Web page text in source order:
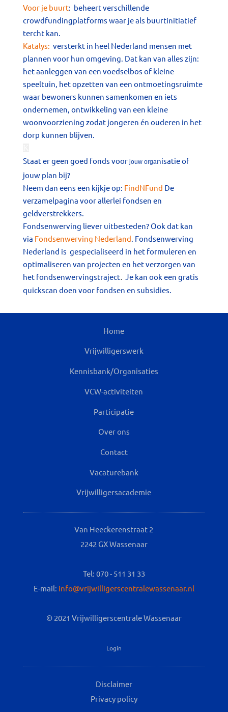
Voor je buurt: beheert verschillende
crowdfundingplatforms waar je als buurtinitiatief
tercht kan.
Katalys: versterkt in heel Nederland mensen met
plannen voor hun omgeving. Dat kan van alles zijn:
het aanleggen van een voedselbos of kleine
speeltuin, het opzetten van een ontmoetingsruimte
waar bewoners kunnen samenkomen en iets
ondernemen, ontwikkeling van een kleine
woonvoorziening zodat jongeren én ouderen in het
dorp kunnen blijven.
Staat er geen goed fonds voorjouw organisatie of
jouw plan bij?
Neem dan eens een kijkje op: FindNFund De
verzamelpagina voor allerlei fondsen en
geldverstrekkers.
Fondsenwerving liever uitbesteden? Ook dat kan
via Fondsenwerving Nederland. Fondsenwerving
Nederland is gespecialiseerd in het formuleren en
optimaliseren van projecten en het verzorgen van
het fondsenwervingstraject. Je kan ook een gratis
quickscan doen voor fondsen en subsidies.
Home
Vrijwilligerswerk
Kennisbank/Organisaties
VCW-activiteiten
Participatie
Over ons
Contact
Vacaturebank
Vrijwilligersacademie
Van Heeckerenstraat 2
2242 GX Wassenaar
Tel: 070 - 511 31 33
E-mail: info@vrijwilligerscentralewassenaar.nl
© 2021 Vrijwilligerscentrale Wassenaar
Login
Disclaimer
Privacy policy